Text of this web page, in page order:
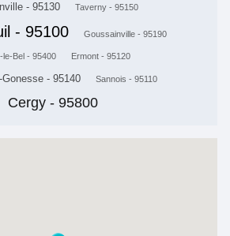
- 95130 Taverny - 95150
- 95100 Goussainville - 95190
le-Bel - 95400 Ermont - 95120
- 95140 Sannois - 95110
Cergy - 95800